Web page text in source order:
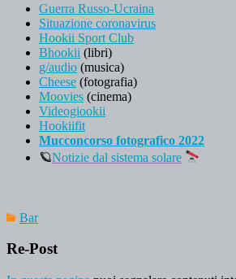
Guerra Russo-Ucraina
Situazione coronavirus
Hookii Sport Club
Bhookii (libri)
g/audio (musica)
Cheese (fotografia)
Moovies (cinema)
Videogiookii
Hookiifit
Mucconcorso fotografico 2022
🪐Notizie dal sistema solare
Bar
Re-Post